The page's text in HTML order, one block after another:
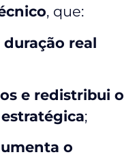
, que:
duração real
e redistribui o
;
o